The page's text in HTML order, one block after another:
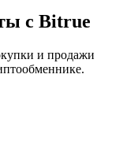
с Bitrue
и продажи